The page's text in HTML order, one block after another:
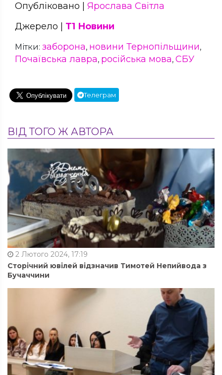
Опубліковано | Ярослава Світла
Джерело | Т1 Новини
Мітки: заборона, новини Тернопільщини,
Почаївська лавра, російська мова, СБУ
Телеграм
ВІД ТОГО Ж АВТОРА
2 Лютого 2024, 17:19
Сторічний ювілей відзначив Тимотей Непийвода з
Бучаччини